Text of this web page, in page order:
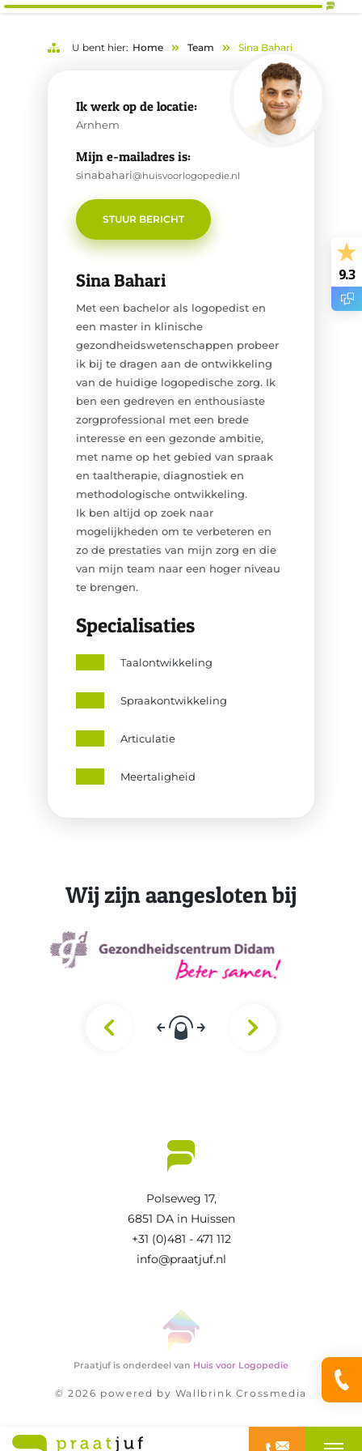
U bent hier: Home Team Sina Bahari
Ik werk op de locatie:
Arnhem
Mijn e-mailadres is:
sinabahari@huisvoorlogopedie.nl
STUUR BERICHT
Sina Bahari
Met een bachelor als logopedist en
een master in klinische
gezondheidswetenschappen probeer
ik bij te dragen aan de ontwikkeling
van de huidige logopedische zorg. Ik
ben een gedreven en enthousiaste
zorgprofessional met een brede
interesse en een gezonde ambitie,
met name op het gebied van spraak
en taaltherapie, diagnostiek en
methodologische ontwikkeling.
Ik ben altijd op zoek naar
mogelijkheden om te verbeteren en
zo de prestaties van mijn zorg en die
van mijn team naar een hoger niveau
te brengen.
Specialisaties
Taalontwikkeling
Spraakontwikkeling
Articulatie
Meertaligheid
Wij zijn aangesloten bij
Polseweg 17,
6851 DA in Huissen
+31 (0)481 - 471 112
info@praatjuf.nl
Praatjuf is onderdeel van Huis voor Logopedie
© 2026 powered by Wallbrink Crossmedia
9.3